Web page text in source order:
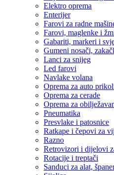
Elektro oprema
Enterijer
Farovi za radne
Farovi, maglenke i
Gabariti, markeri i
Gumeni nosači,
Lanci za snijeg
Led farovi
Navlake volana
Oprema za auto
Oprema za cerade
Oprema za
Pneumatika
Presvlake i patosnice
Ratkape i čepovi za
Razno
Retrovizori i dijelovi
Rotacije i treptači
Sanduci za alat,